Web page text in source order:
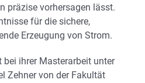
präzise vorhersagen lässt.
für die sichere,
Erzeugung von Strom.
bei ihrer Masterarbeit unter
Zehner von der Fakultät